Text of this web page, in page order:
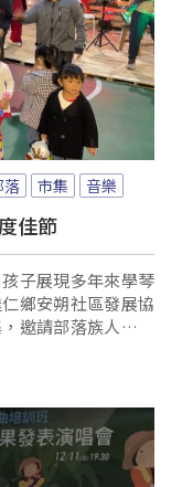
落 市集 音樂
佳節
子展現多年來學琴
鄉安朔社區發展協
邀請部落族人共同